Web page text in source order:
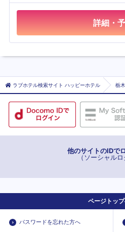
詳細・
ラブホテル検索サイト ハッピーホテル 栃
他のサイトのIDで
（ソーシャル
ページトッ
パスワードを忘れた方へ